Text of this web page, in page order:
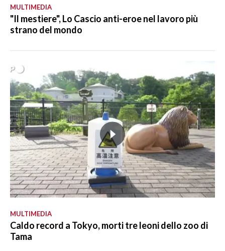
MULTIMEDIA
"Il mestiere", Lo Cascio anti-eroe nel lavoro più
strano del mondo
MULTIMEDIA
Caldo record a Tokyo, morti tre leoni dello zoo di
Tama